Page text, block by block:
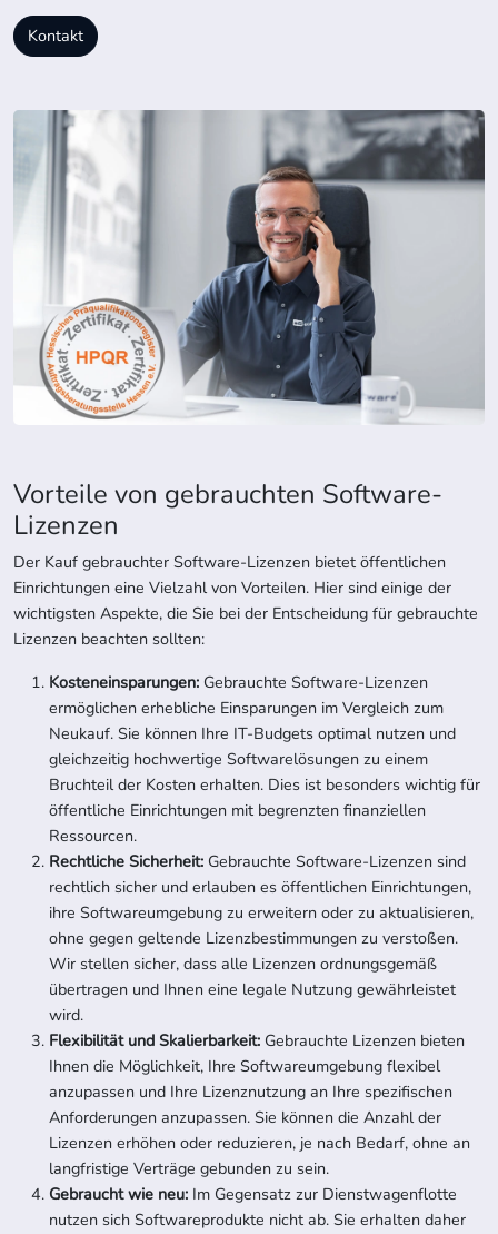
Kontakt
Vorteile von gebrauchten Software-
Lizenzen
Der Kauf gebrauchter Software-Lizenzen bietet öffentlichen
Einrichtungen eine Vielzahl von Vorteilen. Hier sind einige der
wichtigsten Aspekte, die Sie bei der Entscheidung für gebrauchte
Lizenzen beachten sollten:
1. Kosteneinsparungen: Gebrauchte Software-Lizenzen
ermöglichen erhebliche Einsparungen im Vergleich zum
Neukauf. Sie können Ihre IT-Budgets optimal nutzen und
gleichzeitig hochwertige Softwarelösungen zu einem
Bruchteil der Kosten erhalten. Dies ist besonders wichtig für
öffentliche Einrichtungen mit begrenzten finanziellen
Ressourcen.
2. Rechtliche Sicherheit: Gebrauchte Software-Lizenzen sind
rechtlich sicher und erlauben es öffentlichen Einrichtungen,
ihre Softwareumgebung zu erweitern oder zu aktualisieren,
ohne gegen geltende Lizenzbestimmungen zu verstoßen.
Wir stellen sicher, dass alle Lizenzen ordnungsgemäß
übertragen und Ihnen eine legale Nutzung gewährleistet
wird.
3. Flexibilität und Skalierbarkeit: Gebrauchte Lizenzen bieten
Ihnen die Möglichkeit, Ihre Softwareumgebung flexibel
anzupassen und Ihre Lizenznutzung an Ihre spezifischen
Anforderungen anzupassen. Sie können die Anzahl der
Lizenzen erhöhen oder reduzieren, je nach Bedarf, ohne an
langfristige Verträge gebunden zu sein.
4. Gebraucht wie neu: Im Gegensatz zur Dienstwagenflotte
nutzen sich Softwareprodukte nicht ab. Sie erhalten daher